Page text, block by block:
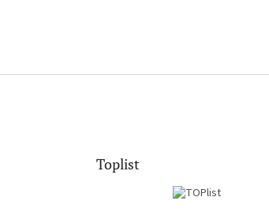
Toplist